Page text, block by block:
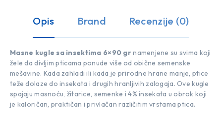
Opis Brand Recenzije (0)
Masne kugle sa insektima 6×90 grnamenjene su svima koji
žele da divljim pticama ponude više od obične semenske
mešavine. Kada zahladi ili kada je prirodne hrane manje, ptice
teže dolaze do insekata i drugih hranljivih zalogaja. Ove kugle
spajaju masnoću, žitarice, semenke i 4% insekata u obrok koji
je kaloričan, praktičan i privlačan različitim vrstama ptica.